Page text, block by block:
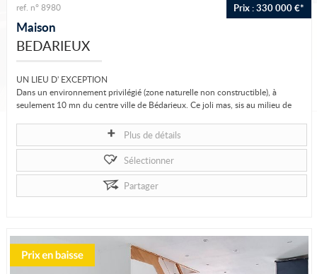
Prix : 330 000 €*
ref. n° 8980
Maison
BEDARIEUX
UN LIEU D' EXCEPTION
Dans un environnement privilégié (zone naturelle non constructible), à
seulement 10 mn du centre ville de Bédarieux. Ce joli mas, sis au milieu de
Plus de détails
Sélectionner
Partager